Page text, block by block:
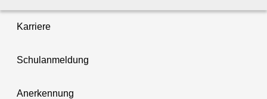
Karriere
Schulanmeldung
Anerkennung